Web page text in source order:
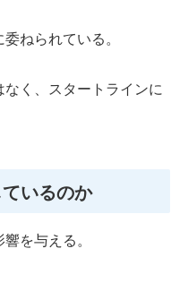
ねられている。
く、スタートラインに
いるのか
を与える。